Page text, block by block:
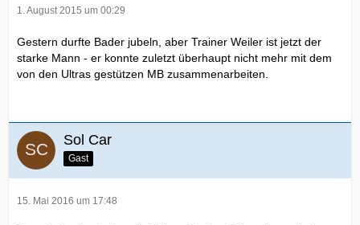
1. August 2015 um 00:29
Gestern durfte Bader jubeln, aber Trainer Weiler ist jetzt der
starke Mann - er konnte zuletzt überhaupt nicht mehr mit dem
von den Ultras gestützen MB zusammenarbeiten.
Sol Car
Gast
15. Mai 2016 um 17:48